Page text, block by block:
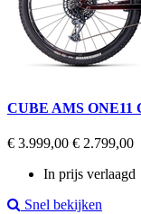
CUBE AMS ONE11
Regular
€ 3.999,00 Prijs
€ 2.799,00
In prijs verlaagd
Snel bekijken